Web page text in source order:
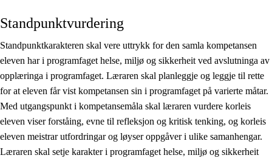
Standpunktvurdering
Standpunktkarakteren skal vere uttrykk for den samla kompetansen
eleven har i programfaget helse, miljø og sikkerheit ved avslutninga av
opplæringa i programfaget. Læraren skal planleggje og leggje til rette
for at eleven får vist kompetansen sin i programfaget på varierte måtar.
Med utgangspunkt i kompetansemåla skal læraren vurdere korleis
eleven viser forståing, evne til refleksjon og kritisk tenking, og korleis
eleven meistrar utfordringar og løyser oppgåver i ulike samanhengar.
Læraren skal setje karakter i programfaget helse, miljø og sikkerheit